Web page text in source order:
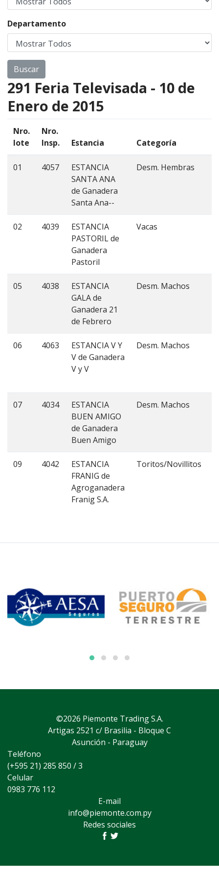
Departamento
291 Feria Televisada - 10 de
Enero de 2015
Nro.
lote
Nro.
Insp.
Estancia Categoría
01 4057
ESTANCIA
SANTA ANA
de Ganadera
Santa Ana--
Desm. Hembras
02 4039
ESTANCIA
PASTORIL de
Ganadera
Pastoril
Vacas
05 4038
ESTANCIA
GALA de
Ganadera 21
de Febrero
Desm. Machos
06 4063
ESTANCIA V Y
V de Ganadera
V y V
Desm. Machos
07 4034
ESTANCIA
BUEN AMIGO
de Ganadera
Buen Amigo
Desm. Machos
09 4042
ESTANCIA
FRANIG de
Agroganadera
Franig S.A.
Toritos/Novillitos
©2026 Piemonte Trading S.A.
Artigas 2521 c/ Brasilia - Bloque C
Asunción - Paraguay
Teléfono
(+595 21) 285 850 / 3
Celular
0983 776 112
E-mail
info@piemonte.com.py
Redes sociales